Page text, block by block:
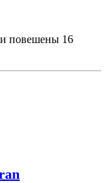
повешены 16